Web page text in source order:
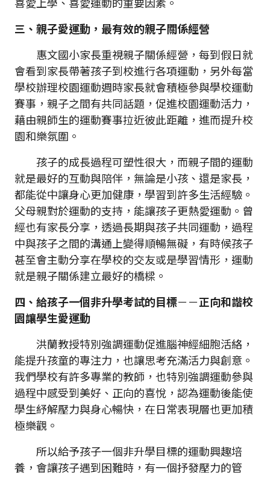
三、親子愛運動，最有效的親子關係經營
惠文國小家長重視親子關係經營，每到假日就
會看到家長帶著孩子到校進行各項運動，另外每當
學校辦理校園運動週時家長就會積極參與學校運動
賽事，親子之間有共同話題，促進校園運動活力，
藉由親師生的運動賽事拉近彼此距離，進而提升校
園和樂氛圍。
孩子的成長過程可塑性很大，而親子間的運動
就是最好的互動與陪伴，無論是小孩、還是家長，
都能從中讓身心更加健康，學習到許多生活經驗。
父母親對於運動的支持，能讓孩子更熱愛運動。曾
經也有家長分享，透過長期與孩子共同運動，過程
中與孩子之間的溝通上變得順暢無礙，有時候孩子
甚至會主動分享在學校的交友或是學習情形，運動
就是親子關係建立最好的橋樑。
四、給孩子一個非升學考試的目標－－正向和諧校
園讓學生愛運動
洪蘭教授特別強調運動促進腦神經細胞活絡，
能提升孩童的專注力，也讓思考充滿活力與創意。
我們學校有許多專業的教師，也特別強調運動參與
過程中感受到美好、正向的喜悅，認為運動後能使
學生紓解壓力與身心暢快，在日常表現層也更加積
極樂觀。
所以給予孩子一個非升學目標的運動興趣培
養，會讓孩子遇到困難時，有一個抒發壓力的管